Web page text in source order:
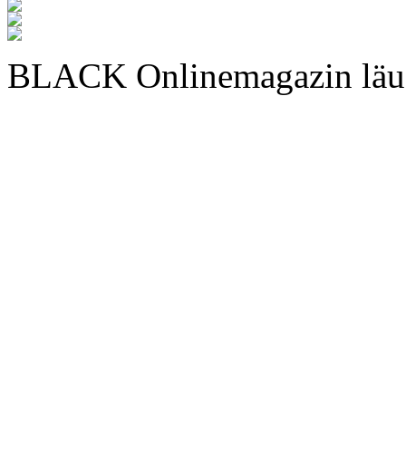
BLACK Onlinemagazin